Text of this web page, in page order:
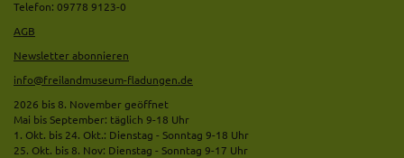
Telefon: 09778 9123-0
AGB
Newsletter abonnieren
info@freilandmuseum-fladungen.de
2026 bis 8. November geöffnet
Mai bis September: täglich 9-18 Uhr
1. Okt. bis 24. Okt.: Dienstag - Sonntag 9-18 Uhr
25. Okt. bis 8. Nov: Dienstag - Sonntag 9-17 Uhr